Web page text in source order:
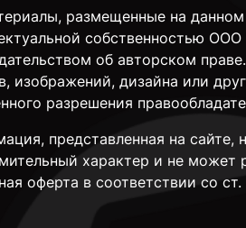
размещенные на данном
собственностью
об авторском
изображений, дизайна или
разрешения
представленная на сайте,
характер и не может
оферта в соответствии со